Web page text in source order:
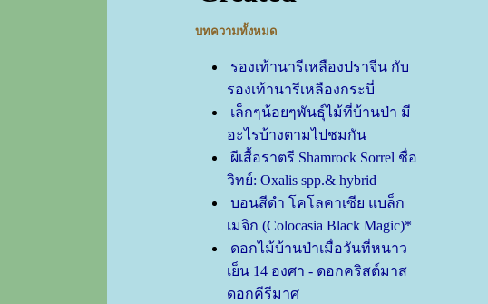
บทความทั้งหมด
รองเท้านารีเหลืองปราจีน กับ
รองเท้านารีเหลืองกระบี่
เล็กๆน้อยๆพันธุ์ไม้ที่บ้านป่า มี
อะไรบ้างตามไปชมกัน
ผีเสื้อราตรี Shamrock Sorrel ชื่อ
วิทย์: Oxalis spp.& hybrid
บอนสีดำ โคโลคาเซีย แบล็ก
เมจิก (Colocasia Black Magic)*
ดอกไม้บ้านป่าเมื่อวันที่หนาว
เย็น 14 องศา - ดอกคริสต์มาส
ดอกคีรีมาศ